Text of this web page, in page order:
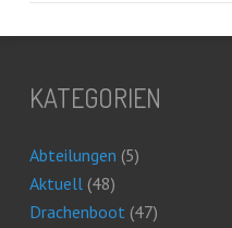
KATEGORIEN
Abteilungen (5)
Aktuell(48)
Drachenboot(47)